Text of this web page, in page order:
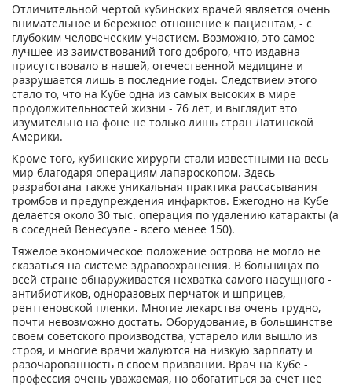
Отличительной чертой кубинских врачей является очень
внимательное и бережное отношение к пациентам, - с
глубоким человеческим участием. Возможно, это самое
лучшее из заимствований того доброго, что издавна
присутствовало в нашей, отечественной медицине и
разрушается лишь в последние годы. Следствием этого
стало то, что на Кубе одна из самых высоких в мире
продолжительностей жизни - 76 лет, и выглядит это
изумительно на фоне не только лишь стран Латинской
Америки.
Кроме того, кубинские хирурги стали известными на весь
мир благодаря операциям лапароскопом. Здесь
разработана также уникальная практика рассасывания
тромбов и предупреждения инфарктов. Ежегодно на Кубе
делается около 30 тыс. операция по удалению катаракты (а
в соседней Венесуэле - всего менее 150).
Тяжелое экономическое положение острова не могло не
сказаться на системе здравоохранения. В больницах по
всей стране обнаруживается нехватка самого насущного -
антибиотиков, одноразовых перчаток и шприцев,
рентгеновской пленки. Многие лекарства очень трудно,
почти невозможно достать. Оборудование, в большинстве
своем советского производства, устарело или вышло из
строя, и многие врачи жалуются на низкую зарплату и
разочарованность в своем призвании. Врач на Кубе -
профессия очень уважаемая, но обогатиться за счет нее